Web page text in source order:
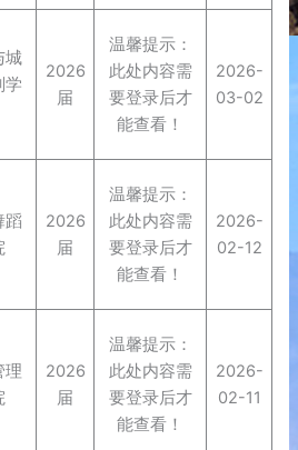
城
学
2026
届
温馨提示：
此处内容需
要登录后才
能查看！
2026-
03-02
蹈
2026
届
温馨提示：
此处内容需
要登录后才
能查看！
2026-
02-12
理
2026
届
温馨提示：
此处内容需
要登录后才
能查看！
2026-
02-11